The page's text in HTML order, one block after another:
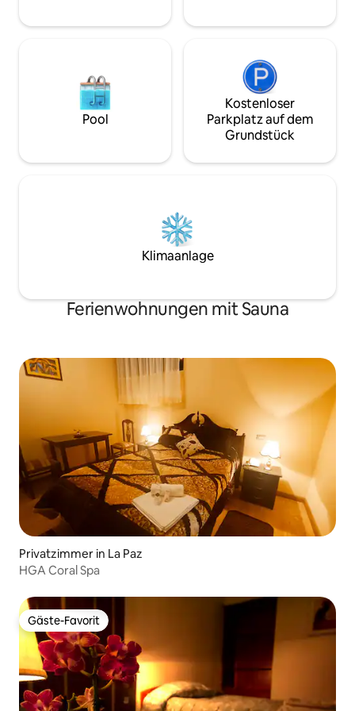
Pool
Kostenloser
Parkplatz auf dem
Grundstück
Klimaanlage
Ferienwohnungen mit Sauna
Privatzimmer in La Paz
HGA Coral Spa
Gäste-Favorit
Gäste-Favorit